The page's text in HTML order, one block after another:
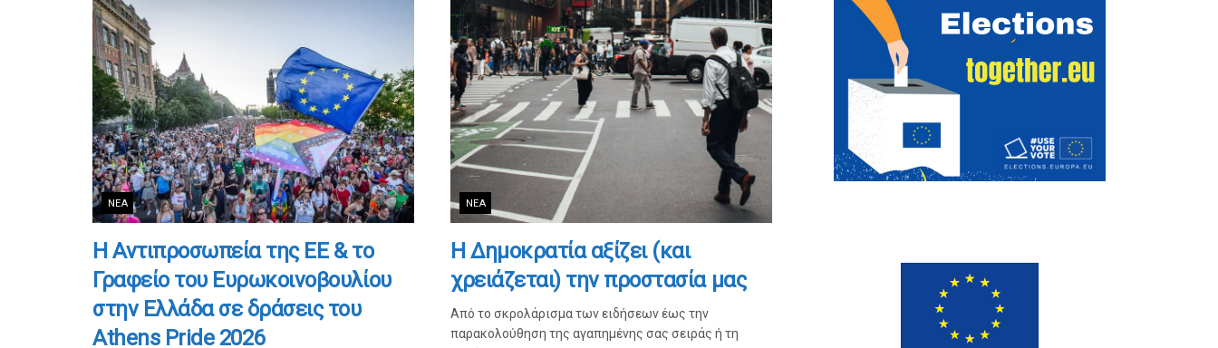
ΝΈΑ
Η Αντιπροσωπεία της ΕΕ & το
Γραφείο του Ευρωκοινοβουλίου
στην Ελλάδα σε δράσεις του
Athens Pride 2026
ΝΈΑ
Η Δημοκρατία αξίζει (και
χρειάζεται) την προστασία μας
Από το σκρολάρισμα των ειδήσεων έως την
παρακολούθηση της αγαπημένης σας σειράς ή τη